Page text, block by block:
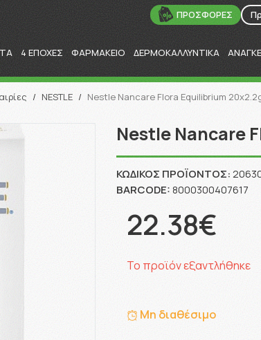
ΠΡΟΣΦΟΡΕΣ
4 ΕΠΟΧΕΣ ΦΑΡΜΑΚΕΙΟ ΔΕΡΜΟΚΑΛΛΥΝΤΙΚΑ
Αναζήτηση
/ NESTLE / Nestle Nancare Flora Equilibrium
Nestle Nancare
ΚΩΔΙΚΌΣ ΠΡΟΪΌΝΤΟΣ:
BARCODE: 8000300407617
22.38€
Το προϊόν εξαντλήθηκε
Μη διαθέσιμο